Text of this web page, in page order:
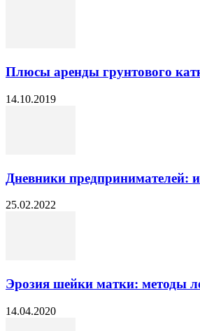
Плюсы аренды грунтового
14.10.2019
Дневники предпринимателей:
25.02.2022
Эрозия шейки матки: методы
14.04.2020